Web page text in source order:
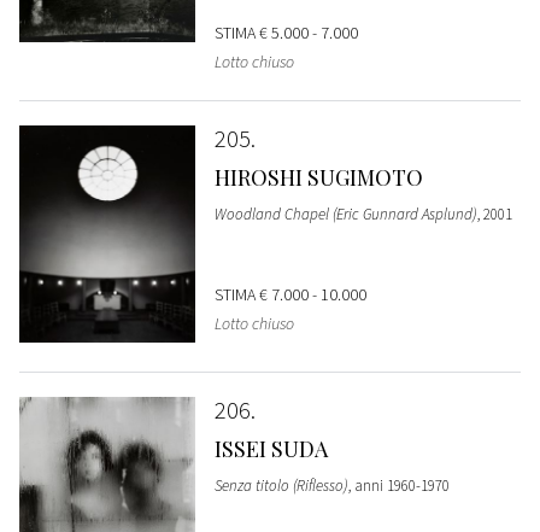
STIMA€ 5.000 - 7.000
Lotto chiuso
205
HIROSHI SUGIMOTO
Woodland Chapel (Eric Gunnard Asplund), 2001
STIMA€ 7.000 - 10.000
Lotto chiuso
206
ISSEI SUDA
Senza titolo (Riflesso), anni 1960-1970